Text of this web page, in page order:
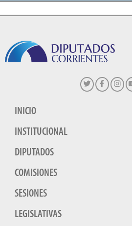
INICIO
INSTITUCIONAL
DIPUTADOS
COMISIONES
SESIONES
LEGISLATIVAS